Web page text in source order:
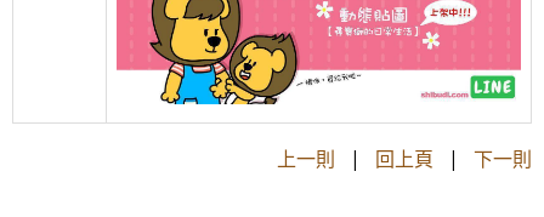
上一則 | 回上頁 | 下一則